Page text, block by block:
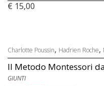
€ 15,00
Charlotte Poussin, Hadrien Roche,
Il Metodo Montessori
GIUNTI